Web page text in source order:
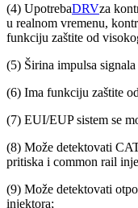
(4) UpotrebaDRVza
u realnom vremenu,
funkciju zaštite od
(5) Širina impulsa
(6) Ima funkciju zaštite
(7) EUI/EUP sistem se
(8) Može detektovati
pritiska i common rail
(9) Može detektovati
injektora;